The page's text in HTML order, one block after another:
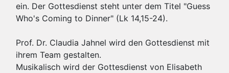
ein. Der Gottesdienst steht unter dem Titel "Guess
Who's Coming to Dinner" (Lk 14,15-24).
Prof. Dr. Claudia Jahnel wird den Gottesdienst mit
ihrem Team gestalten.
Musikalisch wird der Gottesdienst von Elisabeth